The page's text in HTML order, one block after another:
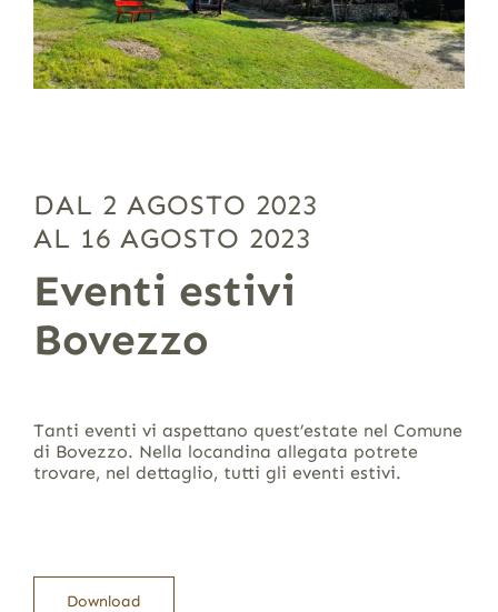
DAL 2 AGOSTO 2023
AL 16 AGOSTO 2023
Eventi estivi
Bovezzo
Tanti eventi vi aspettano quest’estate nel Comune
di Bovezzo. Nella locandina allegata potrete
trovare, nel dettaglio, tutti gli eventi estivi.
Download